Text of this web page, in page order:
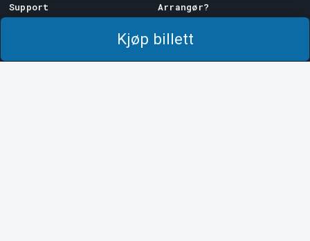
Kjøp billett
Support
Kjøps- og
Arrangør?
Logg inn på Manager
System Support